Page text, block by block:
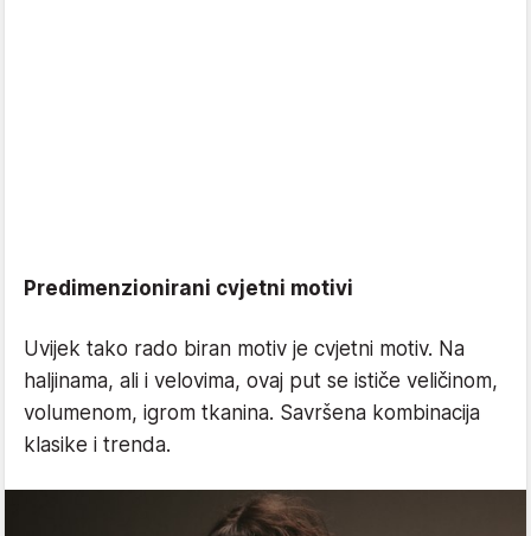
Predimenzionirani cvjetni motivi
Uvijek tako rado biran motiv je cvjetni motiv. Na
haljinama, ali i velovima, ovaj put se ističe veličinom,
volumenom, igrom tkanina. Savršena kombinacija
klasike i trenda.